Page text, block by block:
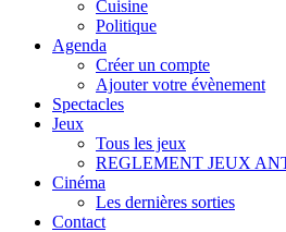
Cuisine
Politique
Agenda
Créer un compte
Ajouter votre évènement
Spectacles
Jeux
Tous les jeux
REGLEMENT JEUX
Cinéma
Les dernières sorties
Contact